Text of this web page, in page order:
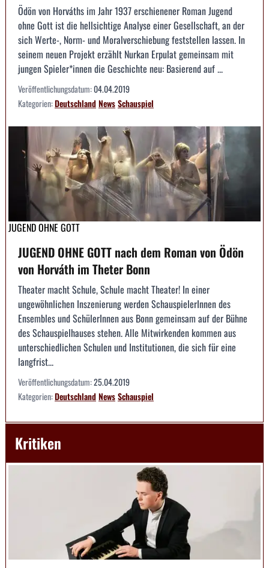
Ödön von Horváths im Jahr 1937 erschienener Roman Jugend
ohne Gott ist die hellsichtige Analyse einer Gesellschaft, an der
sich Werte-, Norm- und Moralverschiebung feststellen lassen. In
seinem neuen Projekt erzählt Nurkan Erpulat gemeinsam mit
jungen Spieler*innen die Geschichte neu: Basierend auf ...
Veröffentlichungsdatum:04.04.2019
Kategorien:DeutschlandNewsSchauspiel
JUGEND OHNE GOTT
JUGEND OHNE GOTT nach dem Roman von Ödön
von Horváth im Theter Bonn
Theater macht Schule, Schule macht Theater! In einer
ungewöhnlichen Inszenierung werden SchauspielerInnen des
Ensembles und SchülerInnen aus Bonn gemeinsam auf der Bühne
des Schauspielhauses stehen. Alle Mitwirkenden kommen aus
unterschiedlichen Schulen und Institutionen, die sich für eine
langfrist...
Veröffentlichungsdatum:25.04.2019
Kategorien:DeutschlandNewsSchauspiel
Kritiken